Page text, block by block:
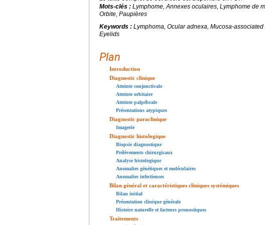
Mots-clés : Lymphome, Annexes oculaires, Lymphome de
Orbite, Paupières
Keywords : Lymphoma, Ocular adnexa, Mucosa-
Eyelids
Plan
Introduction
Diagnostic clinique
Atteinte conjonctivale
Atteinte orbitaire
Atteinte palpébrale
Présentations atypiques
Diagnostic paraclinique
Imagerie
Diagnostic histologique
Biopsie diagnostique
Prélèvements chirurgicaux
Analyse histologique
Anomalies génétiques et moléculaires
Anomalies infectieuses
Bilan général et caractéristiques cliniques systémiques
Bilan initial
Présentation clinique générale
Histoire naturelle et facteurs pronostiques
Traitements